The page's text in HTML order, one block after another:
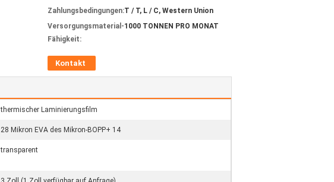
Zahlungsbedingungen:T / T, L / C, Western Union
Versorgungsmaterial-
Fähigkeit:
1000 TONNEN PRO MONAT
Kontakt
thermischer Laminierungsfilm
28 Mikron EVA des Mikron-BOPP+ 14
transparent